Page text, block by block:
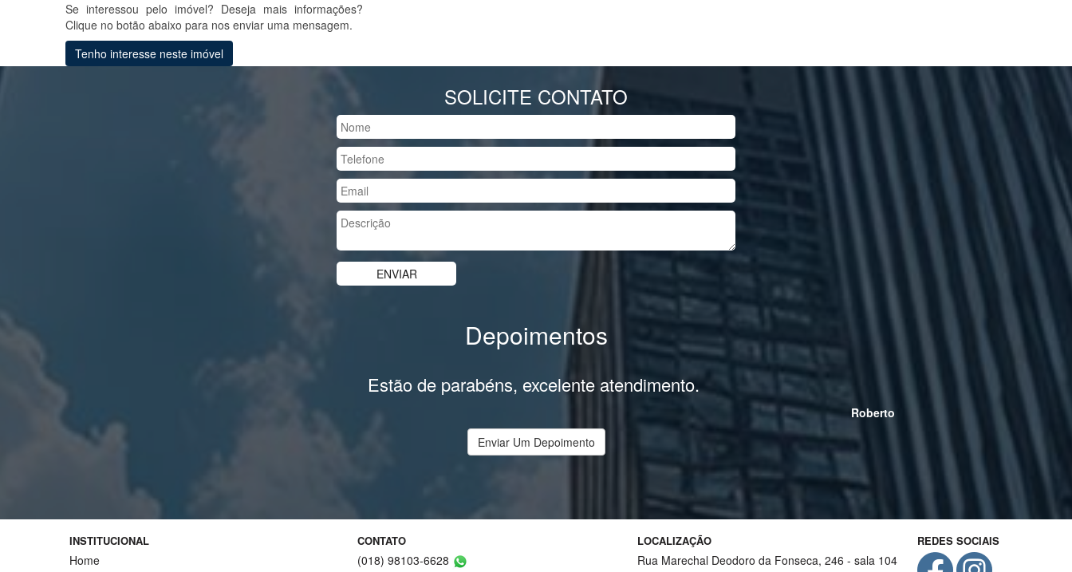
Se interessou pelo imóvel? Deseja mais informações?
Clique no botão abaixo para nos enviar uma mensagem.
Tenho interesse neste imóvel
SOLICITE CONTATO
Depoimentos
Estão de parabéns, excelente atendimento.
Roberto
Enviar Um Depoimento
INSTITUCIONAL
Home
CONTATO
(018) 98103-6628
LOCALIZAÇÃO
Rua Marechal Deodoro da Fonseca, 246 - sala 104
REDES SOCIAIS